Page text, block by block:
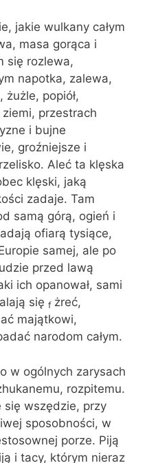
jakie wul­kany całym
masa gorąca i
się rozlewa,
napotka, zalewa,
żużle, popiół,
przestrach
i bujne
groźniejsze i
Aleć ta klęska
klęski, jaką
zadaje. Tam
samą górą, ogień i
ofiarą tysiące,
samej, ale po
przed lawą
ich opanował, sami
się f żreć,
majątkowi,
na­rodom całym.
w ogól­nych zarysach
rozpitemu.
się wszędzie, przy
sposobności, w
porze. Piją
i tacy, któ­rym nieraz